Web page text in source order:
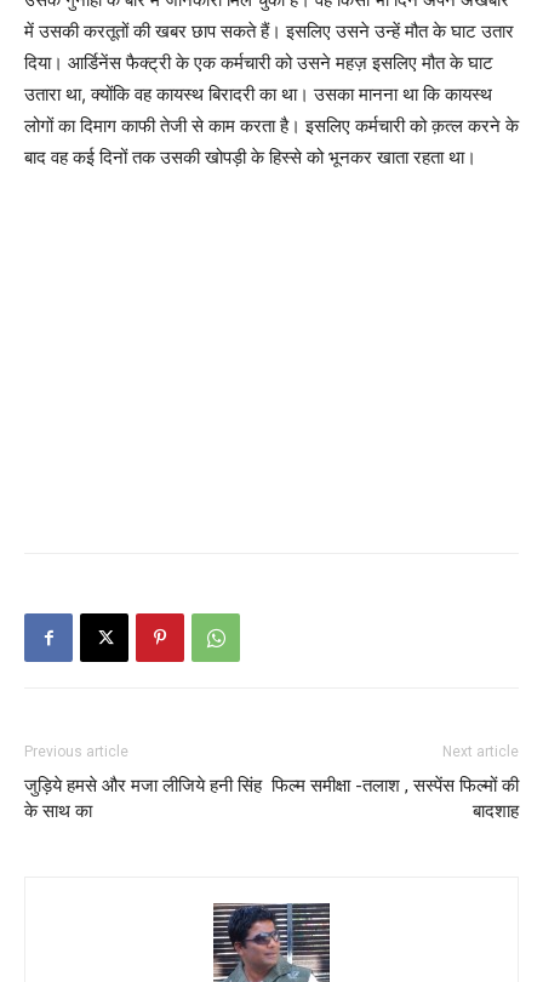
में उसकी करतूतों की खबर छाप सकते हैं। इसलिए उसने उन्हें मौत के घाट उतार
दिया। आर्डिनेंस फैक्ट्री के एक कर्मचारी को उसने महज़ इसलिए मौत के घाट
उतारा था, क्योंकि वह कायस्थ बिरादरी का था। उसका मानना था कि कायस्थ
लोगों का दिमाग काफी तेजी से काम करता है। इसलिए कर्मचारी को क़त्ल करने के
बाद वह कई दिनों तक उसकी खोपड़ी के हिस्से को भूनकर खाता रहता था।
Previous article
जुड़िये हमसे और मजा लीजिये हनी सिंह
के साथ का
Next article
फिल्म समीक्षा -तलाश , सस्पेंस फिल्मों की
बादशाह